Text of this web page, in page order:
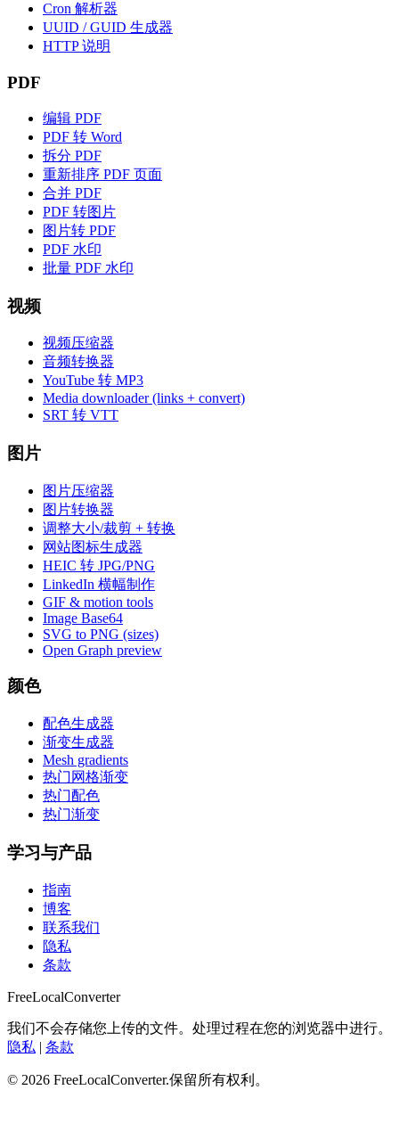
Cron 解析器
UUID / GUID 生成器
HTTP 说明
PDF
编辑 PDF
PDF 转 Word
拆分 PDF
重新排序 PDF 页面
合并 PDF
PDF 转图片
图片转 PDF
PDF 水印
批量 PDF 水印
视频
视频压缩器
音频转换器
YouTube 转 MP3
Media downloader (links + convert)
SRT 转 VTT
图片
图片压缩器
图片转换器
调整大小/裁剪 + 转换
网站图标生成器
HEIC 转 JPG/PNG
LinkedIn 横幅制作
GIF & motion tools
Image Base64
SVG to PNG (sizes)
Open Graph preview
颜色
配色生成器
渐变生成器
Mesh gradients
热门网格渐变
热门配色
热门渐变
学习与产品
指南
博客
联系我们
隐私
条款
FreeLocalConverter
我们不会存储您上传的文件。处理过程在您的浏览器中进行。
隐私 | 条款
© 2026 FreeLocalConverter.保留所有权利。